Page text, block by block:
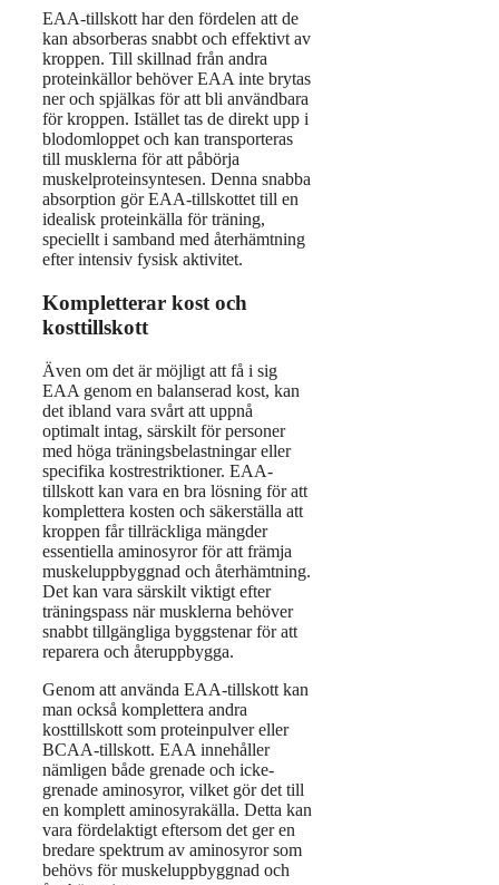
EAA-tillskott har den fördelen att de
kan absorberas snabbt och effektivt av
kroppen. Till skillnad från andra
proteinkällor behöver EAA inte brytas
ner och spjälkas för att bli användbara
för kroppen. Istället tas de direkt upp i
blodomloppet och kan transporteras
till musklerna för att påbörja
muskelproteinsyntesen. Denna snabba
absorption gör EAA-tillskottet till en
idealisk proteinkälla för träning,
speciellt i samband med återhämtning
efter intensiv fysisk aktivitet.
Kompletterar kost och
kosttillskott
Även om det är möjligt att få i sig
EAA genom en balanserad kost, kan
det ibland vara svårt att uppnå
optimalt intag, särskilt för personer
med höga träningsbelastningar eller
specifika kostrestriktioner. EAA-
tillskott kan vara en bra lösning för att
komplettera kosten och säkerställa att
kroppen får tillräckliga mängder
essentiella aminosyror för att främja
muskeluppbyggnad och återhämtning.
Det kan vara särskilt viktigt efter
träningspass när musklerna behöver
snabbt tillgängliga byggstenar för att
reparera och återuppbygga.
Genom att använda EAA-tillskott kan
man också komplettera andra
kosttillskott som proteinpulver eller
BCAA-tillskott. EAA innehåller
nämligen både grenade och icke-
grenade aminosyror, vilket gör det till
en komplett aminosyrakälla. Detta kan
vara fördelaktigt eftersom det ger en
bredare spektrum av aminosyror som
behövs för muskeluppbyggnad och